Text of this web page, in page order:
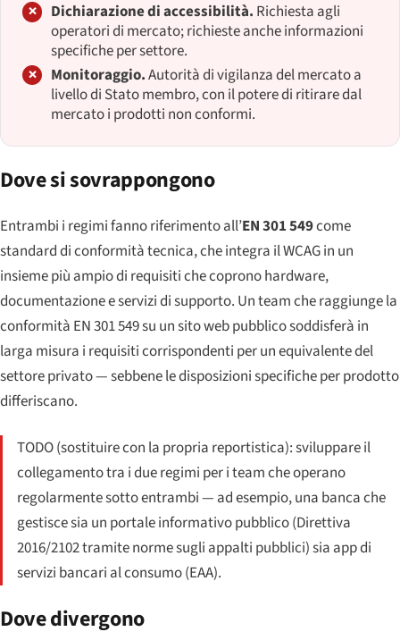
Dichiarazione di accessibilità. Richiesta agli
operatori di mercato; richieste anche informazioni
specifiche per settore.
Monitoraggio.Autorità di vigilanza del mercato a
livello di Stato membro, con il potere di ritirare dal
mercato i prodotti non conformi.
Dove si sovrappongono
Entrambi i regimi fanno riferimento all’EN 301 549come
standard di conformità tecnica, che integra il WCAG in un
insieme più ampio di requisiti che coprono hardware,
documentazione e servizi di supporto. Un team che raggiunge la
conformità EN 301 549 su un sito web pubblico soddisferà in
larga misura i requisiti corrispondenti per un equivalente del
settore privato — sebbene le disposizioni specifiche per prodotto
differiscano.
TODO (sostituire con la propria reportistica): sviluppare il
collegamento tra i due regimi per i team che operano
regolarmente sotto entrambi — ad esempio, una banca che
gestisce sia un portale informativo pubblico (Direttiva
2016/2102 tramite norme sugli appalti pubblici) sia app di
servizi bancari al consumo (EAA).
Dove divergono